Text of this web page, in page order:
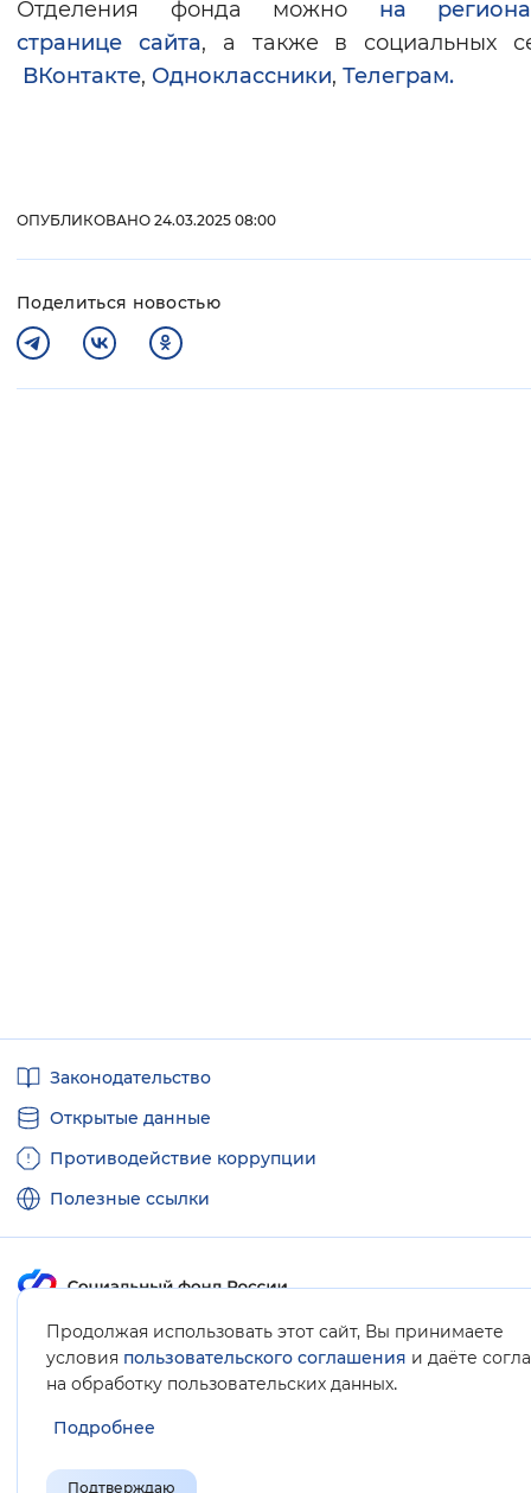
Отделения фонда можно на
странице сайта, а также в социальных
ВКонтакте, Одноклассники, Телеграм.
ОПУБЛИКОВАНО 24.03.2025 08:00
Поделиться новостью
Продолжая использовать этот сайт, Вы принимаете
условия пользовательского соглашения и даёте
на обработку пользовательских данных.
Подробнее
Подтверждаю
ссылкиЗаконодательство
Открытые данные
Противодействие коррупции
Полезные ссылки
Карта сайта